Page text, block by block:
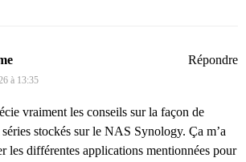
à 13:35
vraiment les conseils sur la façon de
stockés sur le NAS Synology. Ça m’a
les différentes applications mentionnées pour
Répondre